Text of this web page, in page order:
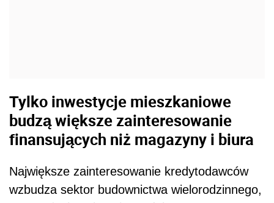
lokaty w zeszłorocznej edycji badania.
Banki wskazały jedynie sektor nieruchomości
mieszkaniowych jako bardziej atrakcyjny od
biurowego, co jest wyraźnym sygnałem
odbudowy zaufania do sektora biurowego.
Dane CBRE pokazują, że wartość inwestycji w